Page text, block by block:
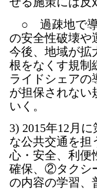
○ 過疎地で導
の安全性破壊や
今後、地域が拡
根をなくす規制
ライドシェアの
が担保されない
いく。
3) 2015年12月
な公共交通を
心・安全、利便
確保、②タクシ
の内容の学習、